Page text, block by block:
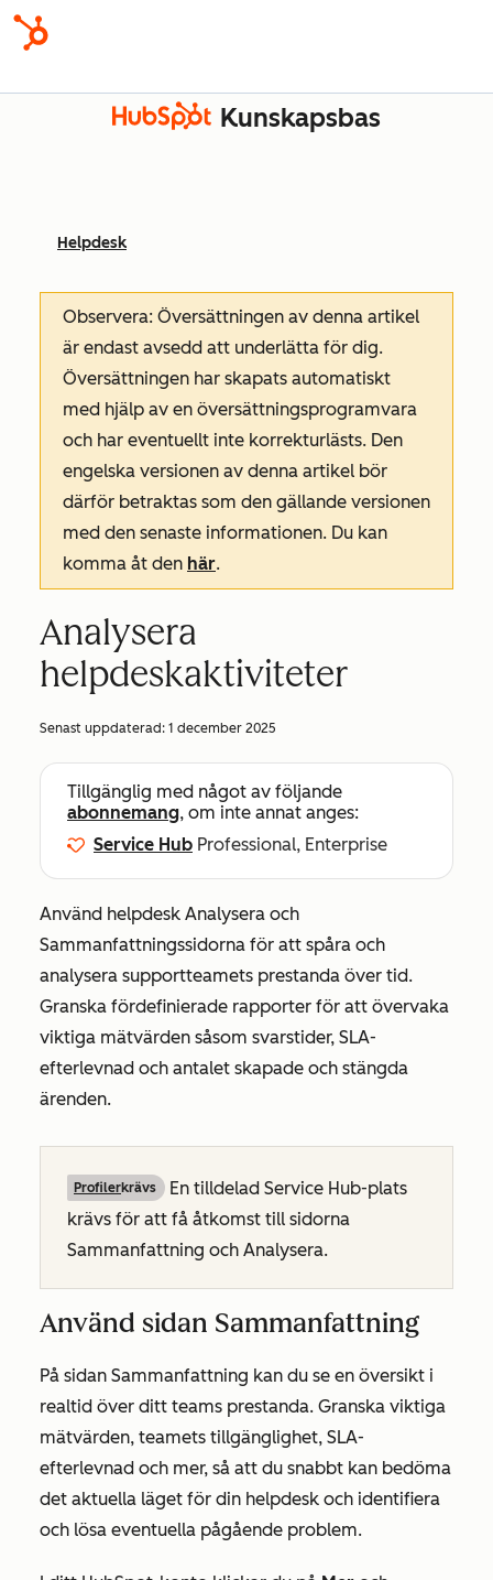
Kunskapsbas
Helpdesk
Observera: Översättningen av denna artikel
är endast avsedd att underlätta för dig.
Översättningen har skapats automatiskt
med hjälp av en översättningsprogramvara
och har eventuellt inte korrekturlästs. Den
engelska versionen av denna artikel bör
därför betraktas som den gällande versionen
med den senaste informationen. Du kan
komma åt den här.
Analysera
helpdeskaktiviteter
Senast uppdaterad: 1 december 2025
Tillgänglig med något av följande
abonnemang, om inte annat anges:
Service Hub Professional, Enterprise
Använd helpdesk Analysera och
Sammanfattningssidorna för att spåra och
analysera supportteamets prestanda över tid.
Granska fördefinierade rapporter för att övervaka
viktiga mätvärden såsom svarstider, SLA-
efterlevnad och antalet skapade och stängda
ärenden.
Profilerkrävs
En tilldelad Service Hub-plats
krävs för att få åtkomst till sidorna
Sammanfattning och Analysera.
Använd sidan Sammanfattning
På sidan Sammanfattning kan du se en översikt i
realtid över ditt teams prestanda. Granska viktiga
mätvärden, teamets tillgänglighet, SLA-
efterlevnad och mer, så att du snabbt kan bedöma
det aktuella läget för din helpdesk och identifiera
och lösa eventuella pågående problem.